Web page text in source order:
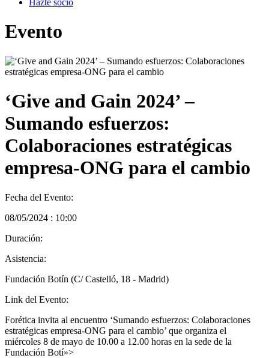
Hazte socio
Evento
‘Give and Gain 2024’ –
Sumando esfuerzos:
Colaboraciones estratégicas
empresa-ONG para el cambio
Fecha del Evento:
08/05/2024 : 10:00
Duración:
Asistencia:
Fundación Botín (C/ Castelló, 18 - Madrid)
Link del Evento:
Forética invita al encuentro ‘Sumando esfuerzos: Colaboraciones
estratégicas empresa-ONG para el cambio’ que organiza el
miércoles 8 de mayo de 10.00 a 12.00 horas en la sede de la
Fundación Botí»>